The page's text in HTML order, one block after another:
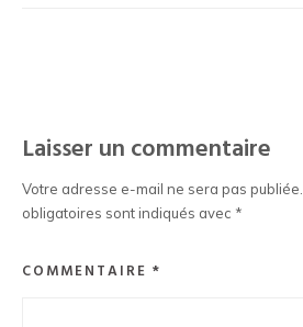
Laisser un commentaire
Votre adresse e-mail ne sera pas publiée.
obligatoires sont indiqués avec *
COMMENTAIRE *